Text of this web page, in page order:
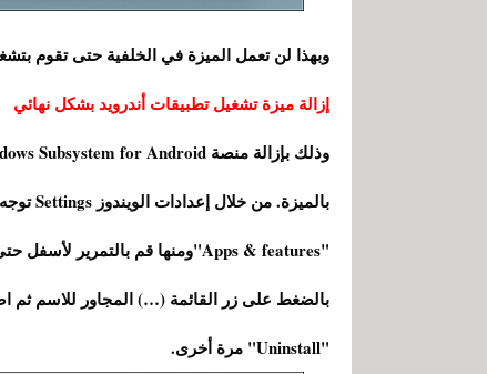
وبهذا لن تعمل الميزة في الخلفية حتى تقوم
إزالة ميزة تشغيل تطبيقات أندرويد بشكل نهائي
"Uninstall" مرة أخرى.